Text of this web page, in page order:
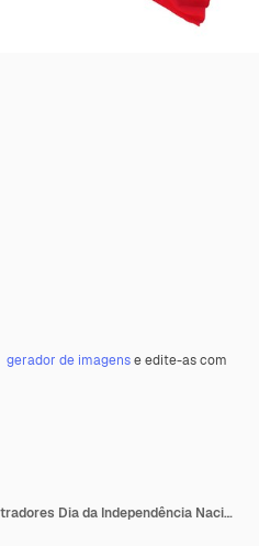
gerador de imagense edite-as com
Fundo para designers ilustradores Dia da Independência Nacional Bandeiras Chine e Wallis e Futuna